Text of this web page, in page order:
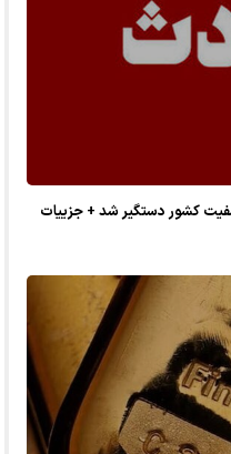
کشور دستگیر شد + جزییات